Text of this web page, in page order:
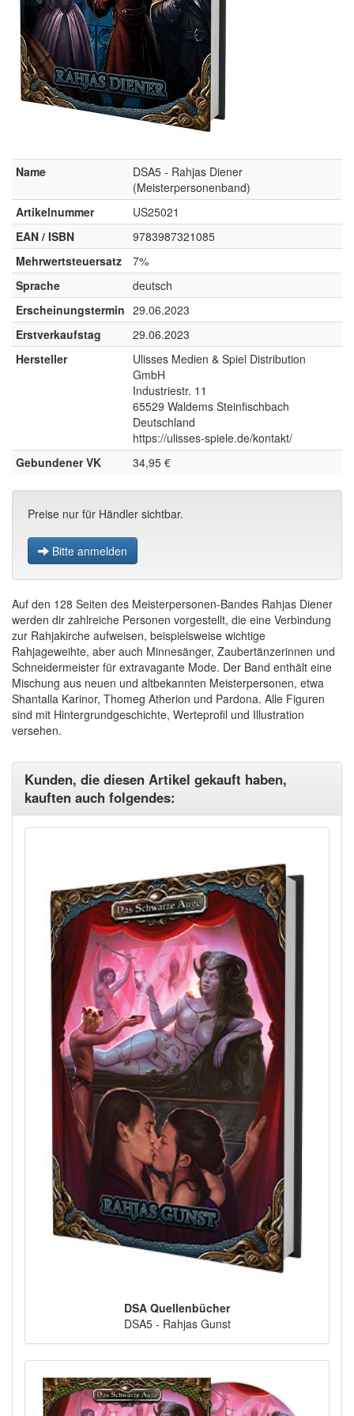
Name
DSA5 - Rahjas Diener
(Meisterpersonenband)
Artikelnummer
US25021
EAN / ISBN
9783987321085
Mehrwertsteuersatz
7%
Sprache
deutsch
Erscheinungstermin 29.06.2023
Erstverkaufstag
29.06.2023
Hersteller
Ulisses Medien & Spiel Distribution
GmbH
Industriestr. 11
65529 Waldems Steinfischbach
Deutschland
https://ulisses-spiele.de/kontakt/
Gebundener VK
34,95 €
Preise nur für Händler sichtbar.
Bitte anmelden
Auf den 128 Seiten des Meisterpersonen-Bandes Rahjas Diener
werden dir zahlreiche Personen vorgestellt, die eine Verbindung
zur Rahjakirche aufweisen, beispielsweise wichtige
Rahjageweihte, aber auch Minnesänger, Zaubertänzerinnen und
Schneidermeister für extravagante Mode. Der Band enthält eine
Mischung aus neuen und altbekannten Meisterpersonen, etwa
Shantalla Karinor, Thomeg Atherion und Pardona. Alle Figuren
sind mit Hintergrundgeschichte, Werteprofil und Illustration
versehen.
Kunden, die diesen Artikel gekauft haben,
kauften auch folgendes:
DSA Quellenbücher
DSA5 - Rahjas Gunst